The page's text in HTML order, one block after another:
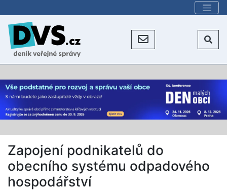
Zapojení podnikatelů do
obecního systému odpadového
hospodářství